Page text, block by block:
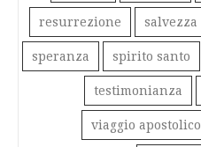
resurrezione salvezza
speranza spirito santo
testimonianza
viaggio apostolico